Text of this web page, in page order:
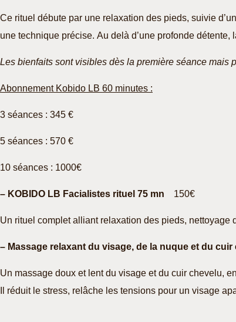
Ce rituel débute par une relaxation des pieds, suivie
une technique précise. Au delà d’une profonde détente,
Les bienfaits sont visibles dès la première séance mais
Abonnement Kobido LB 60 minutes :
3 séances : 345 €
5 séances : 570 €
10 séances : 1000€
– KOBIDO LB Facialistes rituel 75 mn 150€
Un rituel complet alliant relaxation des pieds,
– Massage relaxant du visage, de la nuque et du cuir
Un massage doux et lent du visage et du cuir chevelu,
Il réduit le stress, relâche les tensions pour un visage